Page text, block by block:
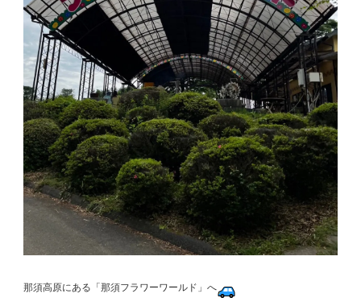
那須高原にある「那須フラワーワールド」へ